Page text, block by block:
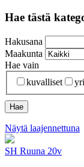
Hae tästä
Hakusana
Maakunta
Hae vain
kuvalliset
Näytä laajennettuna
SH Ruuna 20v